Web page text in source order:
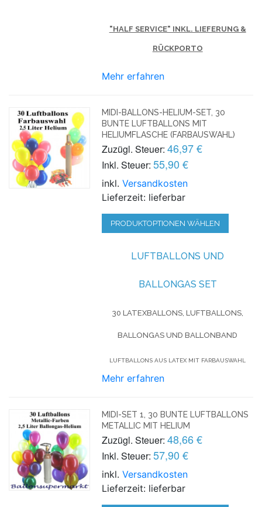
"HALF SERVICE" INKL. LIEFERUNG &
RÜCKPORTO
Mehr erfahren
MIDI-BALLONS-HELIUM-SET, 30
BUNTE LUFTBALLONS MIT
HELIUMFLASCHE (FARBAUSWAHL)
Zuzügl. Steuer: 46,97 €
Inkl. Steuer: 55,90 €
inkl.Versandkosten
Lieferzeit: lieferbar
PRODUKTOPTIONEN WÄHLEN
LUFTBALLONS UND
BALLONGAS SET
30 LATEXBALLONS, LUFTBALLONS,
BALLONGAS UND BALLONBAND
LUFTBALLONS AUS LATEX MIT FARBAUSWAHL
Mehr erfahren
MIDI-SET 1, 30 BUNTE LUFTBALLONS
METALLIC MIT HELIUM
Zuzügl. Steuer: 48,66 €
Inkl. Steuer: 57,90 €
inkl.Versandkosten
Lieferzeit: lieferbar